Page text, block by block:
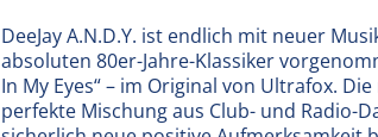
DeeJay A.N.D.Y. ist endlich mit neuer
absoluten 80er-Jahre-Klassiker
In My Eyes“ – im Original von Ultrafox.
perfekte Mischung aus Club- und Radio-